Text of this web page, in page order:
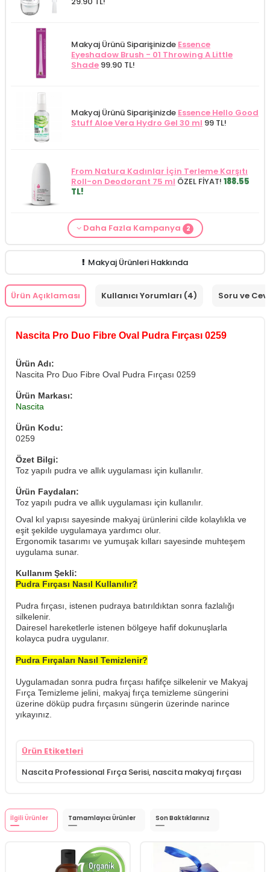
Makyaj Ürünü Siparişinizde Essence
Eyeshadow Brush - 01 Throwing A Little
Shade 99.90 TL!
Makyaj Ürünü Siparişinizde Essence Hello Good
Stuff Aloe Vera Hydro Gel 30 ml 99 TL!
From Natura Kadınlar İçin Terleme Karşıtı
Roll-on Deodorant 75 ml ÖZEL FİYAT! 188.55
TL!
Makyaj Kategorisine Özel Fiyatİdea Derma
Makyaj Ürünü Siparişinizdeİnnova Wash Gel
Daha Fazla Kampanya 2
Makyaj Ürünleri Hakkında
Ürün Açıklaması Kullanıcı Yorumları (4) Soru ve
Nascita Pro Duo Fibre Oval Pudra Fırçası 0259
Ürün Adı:
Nascita Pro Duo Fibre Oval Pudra Fırçası 0259
Ürün Markası:
Nascita
Ürün Kodu:
0259
Özet Bilgi:
Toz yapılı pudra ve allık uygulaması için kullanılır.
Ürün Faydaları:
Toz yapılı pudra ve allık uygulaması için kullanılır.
Oval kıl yapısı sayesinde makyaj ürünlerini cilde kolaylıkla ve
eşit şekilde uygulamaya yardımcı olur.
Ergonomik tasarımı ve yumuşak kılları sayesinde muhteşem
uygulama sunar.
Kullanım Şekli:
Pudra Fırçası Nasıl Kullanılır?
Pudra fırçası, istenen pudraya batırıldıktan sonra fazlalığı
silkelenir.
Dairesel hareketlerle istenen bölgeye hafif dokunuşlarla
kolayca pudra uygulanır.
Pudra Fırçaları Nasıl Temizlenir?
​Uygulamadan sonra pudra fırçası hafifçe silkelenir ve Makyaj
Fırça Temizleme jelini, makyaj fırça temizleme süngerini
üzerine döküp pudra fırçasını süngerin üzerinde narince
yıkayınız.
Ürün Etiketleri
Nascita Professional Fırça Serisi, nascita makyaj fırçası
İlgili Ürünler Tamamlayıcı Ürünler Son Baktıklarınız